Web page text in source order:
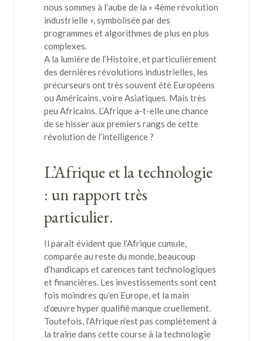
nous sommes à l’aube de la « 4ème révolution
industrielle », symbolisée par des
programmes et algorithmes de plus en plus
complexes.
A la lumière de l’Histoire, et particulièrement
des dernières révolutions industrielles, les
précurseurs ont très souvent été Européens
ou Américains, voire Asiatiques. Mais très
peu Africains. L’Afrique a-t-elle une chance
de se hisser aux premiers rangs de cette
révolution de l’intelligence ?
L’Afrique et la technologie
: un rapport très
particulier.
Il paraît évident que l’Afrique cumule,
comparée au reste du monde, beaucoup
d’handicaps et carences tant technologiques
et financières. Les investissements sont cent
fois moindres qu’en Europe, et la main
d’œuvre hyper qualifié manque cruellement.
Toutefois, l’Afrique n’est pas complètement à
la traîne dans cette course à la technologie